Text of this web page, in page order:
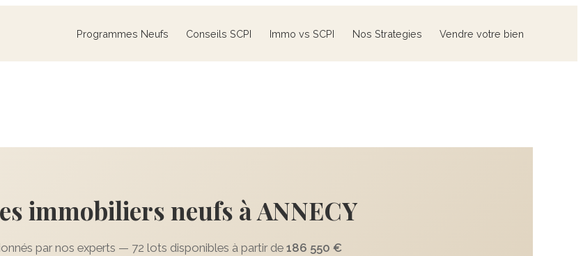
Programmes Neufs Conseils SCPI Immo vs SCPI Nos Strategies Vendre votre bien
immobiliers neufs à ANNECY
par nos experts — 72 lots disponibles à partir de 186 550 €